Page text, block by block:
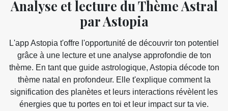
Analyse et lecture du Thème Astral
par Astopia
L'app Astopia t'offre l'opportunité de découvrir ton potentiel
grâce à une lecture et une analyse approfondie de ton
thème. En tant que guide astrologique, Astopia décode ton
thème natal en profondeur. Elle t'explique comment la
signification des planètes et leurs interactions révèlent les
énergies que tu portes en toi et leur impact sur ta vie.